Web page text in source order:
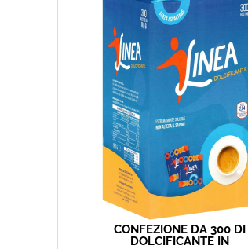
CONFEZIONE DA 300 DI
DOLCIFICANTE IN